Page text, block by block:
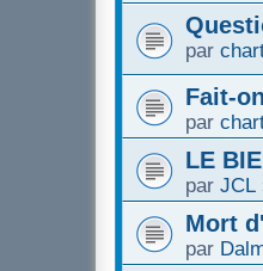
par
Fait-
par
LE
par JCL
Mort
par